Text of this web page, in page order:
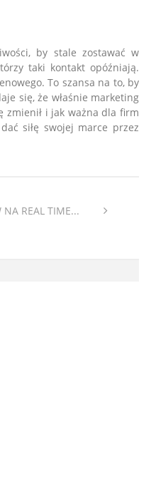
by stale zostawać w
taki kontakt opóźniają.
To szansa na to, by
się, że właśnie marketing
zmienił i jak ważna dla firm
siłę swojej marce przez
NA REAL TIME...